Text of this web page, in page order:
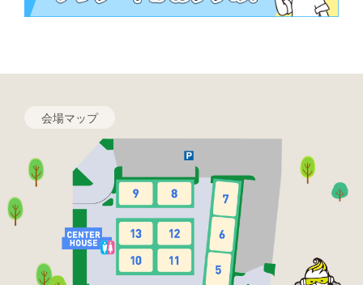
会場マップ